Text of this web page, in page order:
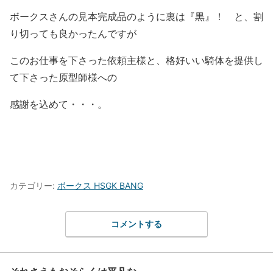
ボークスさんの見本完成品のように裏は『黒』！ と、割
り切っても良かったんですが
このお仕事を下さった依頼主様と、格好いい騎体を提供し
て下さった原型師様への
感謝を込めて・・・。
カテゴリー: ボークス HSGK BANG
コメントする